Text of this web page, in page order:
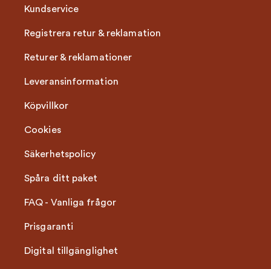
Kundservice
Registrera retur & reklamation
Returer & reklamationer
Leveransinformation
Köpvillkor
Cookies
Säkerhetspolicy
Spåra ditt paket
FAQ - Vanliga frågor
Prisgaranti
Digital tillgänglighet